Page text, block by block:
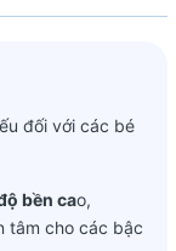
đối với các bé
bền cao,
tâm cho các bậc